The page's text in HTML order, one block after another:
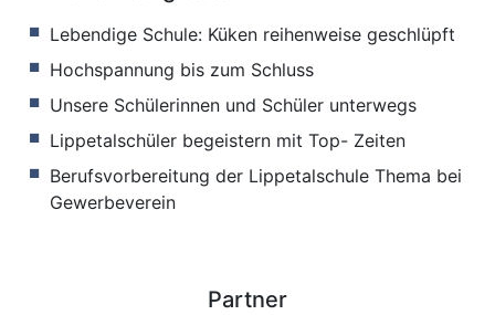
Lebendige Schule: Küken reihenweise geschlüpft
Hochspannung bis zum Schluss
Unsere Schülerinnen und Schüler unterwegs
Lippetalschüler begeistern mit Top- Zeiten
Berufsvorbereitung der Lippetalschule Thema bei
Gewerbeverein
Partner